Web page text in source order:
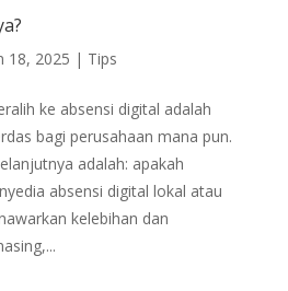
18, 2025 | Tips
ke absensi digital adalah
bagi perusahaan mana pun.
adalah: apakah
absensi digital lokal atau
kelebihan dan